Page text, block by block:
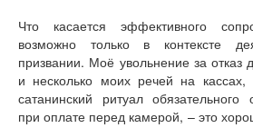
Что касается эффективного
возможно только в контексте
призвании. Моё увольнение за отказ
и несколько моих речей на кассах,
сатанинский ритуал
при оплате перед камерой, – это